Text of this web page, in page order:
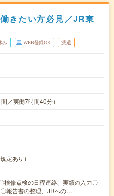
きたい方必見／JR東
み WEB登録OK 派遣
／実働7時間40分）
定あり）
修点検の日程連絡、実績の入力〇
報告書の整理、JRへの…